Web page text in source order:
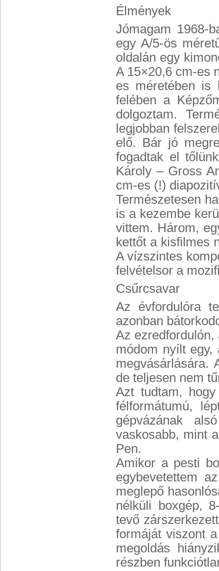
Élmények
Jómagam 1968-
egy A/5-ös
oldalán egy
A 15×20,6 cm-es
es méretében is
felében a
dolgoztam.
legjobban
elő. Bár jó
fogadtak el
Károly – Gross
cm-es (!)
Természetesen
is a kezembe
vittem. Három,
kettőt a kisfilmes
A vízszintes
felvételsor a
Csűrcsavar
Az évfordulóra
azonban
Az
módom nyílt egy,
megvásárlására.
de teljesen nem
Azt tudtam,
félformátumú,
gépvázának
vaskosabb, mint
Pen.
Amikor a pesti
egybevetettem
meglepő
nélküli boxgép,
tevő
formáját viszont
megoldás
részben